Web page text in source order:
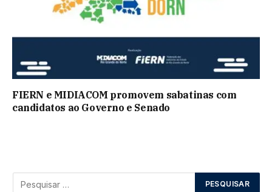
FIERN e MIDIACOM promovem sabatinas com
candidatos ao Governo e Senado